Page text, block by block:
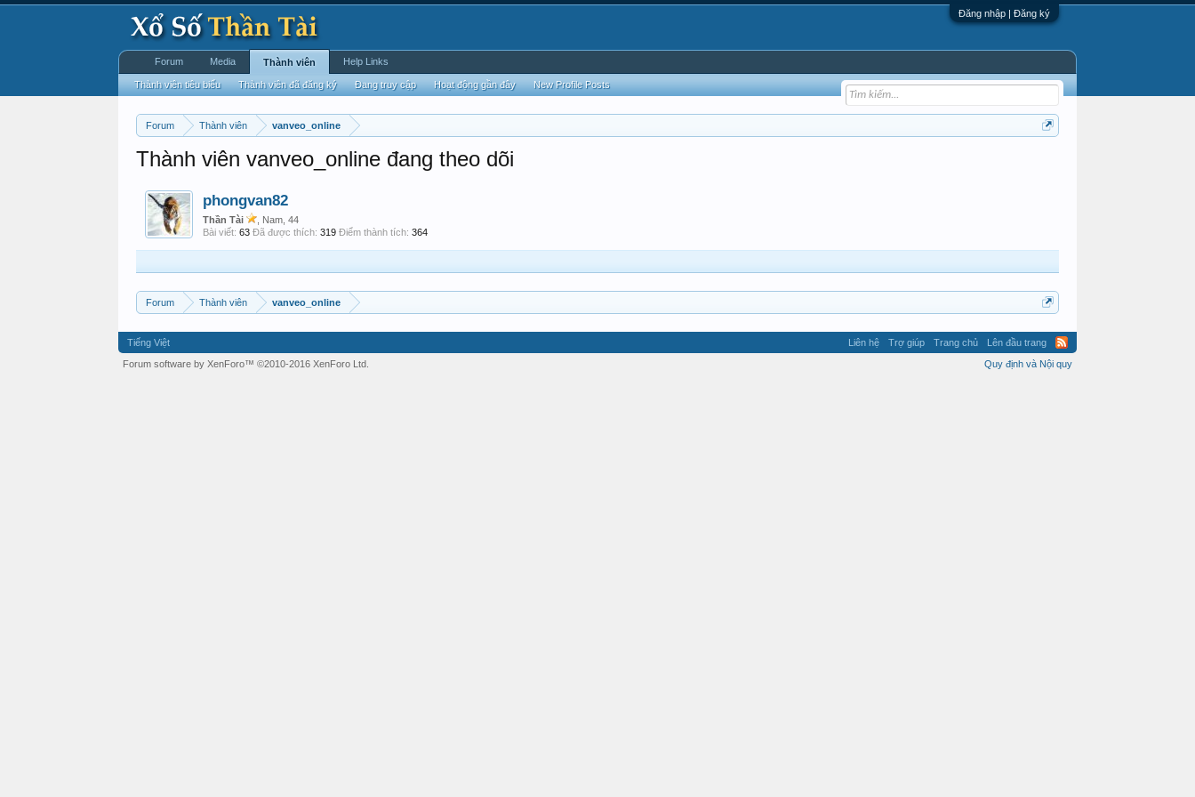
Đăng nhập | Đăng ký
Forum Thành viên vanveo_online
Thành viên vanveo_online đang theo dõi
phongvan82
Thần Tài
, Nam, 44
Bài viết: 63 Đã được thích: 319 Điểm thành tích: 364
Forum Thành viên vanveo_online
Forum Media Thành viên
Thành viên tiêu biểu Thành viên đã đăng ký Đang truy cập Hoạt động gần đây New Profile Posts
Help Links
Tiếng Việt Liên hệ Trợ giúp Trang chủ
Lên đầu trang
Quy định và Nội quy
Forum software by XenForo™ ©2010-2016 XenForo Ltd.